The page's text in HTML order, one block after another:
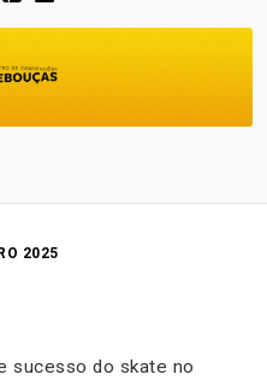
2025
sucesso do skate no